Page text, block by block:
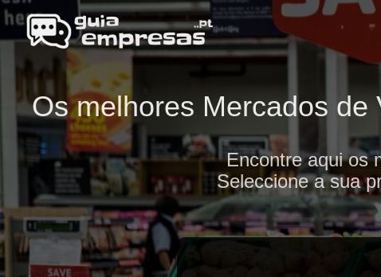
Os melhores Mercados
Encontre aqui os
Seleccione a sua